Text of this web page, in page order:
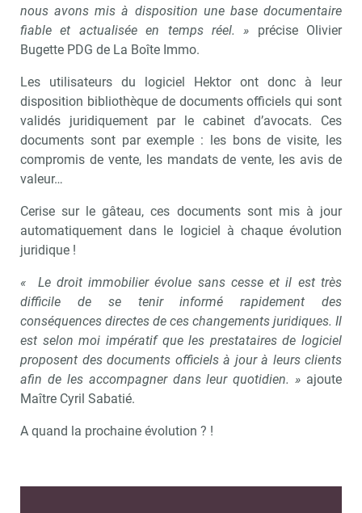
nous avons mis à disposition une base documentaire
fiable et actualisée en temps réel. » précise Olivier
Bugette PDG de La Boîte Immo.
Les utilisateurs du logiciel Hektor ont donc à leur
disposition bibliothèque de documents officiels qui sont
validés juridiquement par le cabinet d’avocats. Ces
documents sont par exemple : les bons de visite, les
compromis de vente, les mandats de vente, les avis de
valeur…
Cerise sur le gâteau, ces documents sont mis à jour
automatiquement dans le logiciel à chaque évolution
juridique !
« Le droit immobilier évolue sans cesse et il est très
difficile de se tenir informé rapidement des
conséquences directes de ces changements juridiques. Il
est selon moi impératif que les prestataires de logiciel
proposent des documents officiels à jour à leurs clients
afin de les accompagner dans leur quotidien. » ajoute
Maître Cyril Sabatié.
A quand la prochaine évolution ? !